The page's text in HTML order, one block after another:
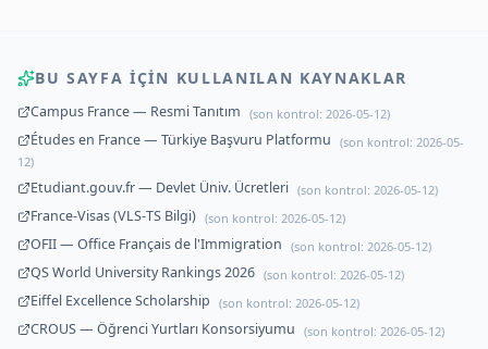
BU SAYFA IÇIN KULLANILAN KAYNAKLAR
Campus France — Resmi Tanıtım (son kontrol: 2026-05-12)
Études en France — Türkiye Başvuru Platformu (son kontrol: 2026-05-
12)
Etudiant.gouv.fr — Devlet Üniv. Ücretleri (son kontrol: 2026-05-12)
France-Visas (VLS-TS Bilgi) (son kontrol: 2026-05-12)
OFII — Office Français de l'Immigration (son kontrol: 2026-05-12)
QS World University Rankings 2026 (son kontrol: 2026-05-12)
Eiffel Excellence Scholarship (son kontrol: 2026-05-12)
CROUS — Öğrenci Yurtları Konsorsiyumu (son kontrol: 2026-05-12)